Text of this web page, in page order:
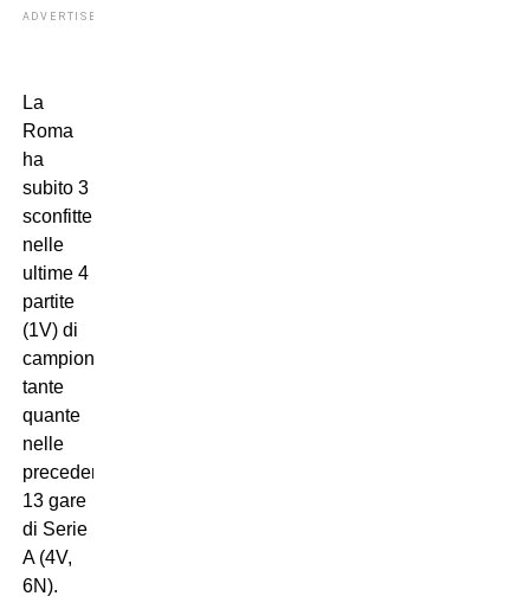
ADVERTISEMENT
La
Roma
ha
subito 3
sconfitte
nelle
ultime 4
partite
(1V) di
campionato:
tante
quante
nelle
precedenti
13 gare
di Serie
A (4V,
6N).